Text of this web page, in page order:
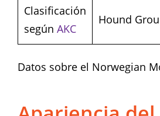
Clasificación
según AKC
Hound
Datos sobre el Norwegian